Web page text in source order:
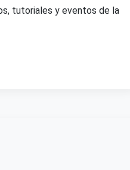
tutoriales y eventos de la